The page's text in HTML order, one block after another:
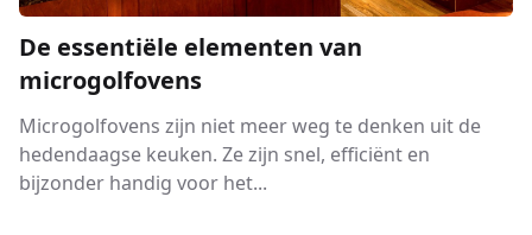
De essentiële elementen van
microgolfovens
Microgolfovens zijn niet meer weg te denken uit de
hedendaagse keuken. Ze zijn snel, efficiënt en
bijzonder handig voor het...